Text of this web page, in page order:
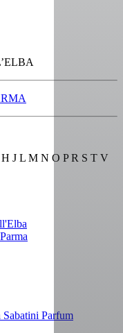
H J L M N O P R S T V
Sabatini Parfum